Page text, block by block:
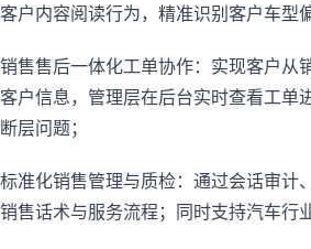
客户内容阅读行为，精准识别客户车型
销售售后一体化工单协作：实现客户从
客户信息，管理层在后台实时查看工单
断层问题；
标准化销售管理与质检：通过会话审计
销售话术与服务流程；同时支持汽车行